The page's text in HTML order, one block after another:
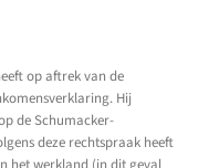
op aftrek van de
Hij
de Schumacker-
deze rechtspraak heeft